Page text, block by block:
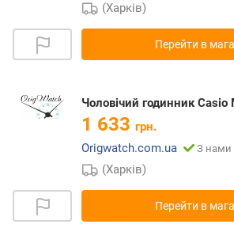
(Харків)
Перейти в
Чоловічий годинник
1 633 грн.
Origwatch.com.ua
З нами
(Харків)
Перейти в